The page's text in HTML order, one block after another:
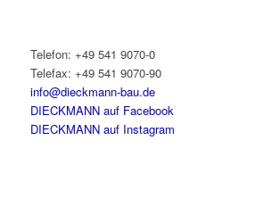
Telefon: +49 541 9070-0
Telefax: +49 541 9070-90
info@dieckmann-bau.de
DIECKMANN auf Facebook
DIECKMANN auf Instagram